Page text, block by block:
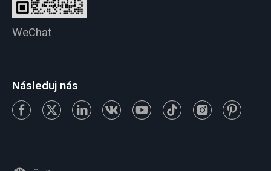
WeChat
Následuj nás